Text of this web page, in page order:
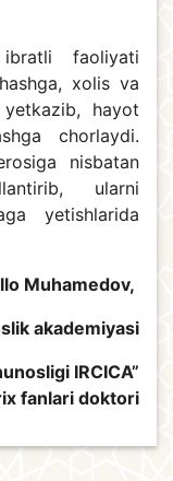
ibratli faoliyati
xolis va
hayot
chorlaydi.
nisbatan
ularni
yetishlarida
Muhamedov,
akademiyasi
IRCICA”
fanlari doktori